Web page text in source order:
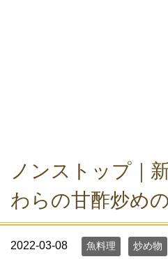
ノンストップ｜
わらの甘酢炒め
2022-03-08 魚料理 炒め物